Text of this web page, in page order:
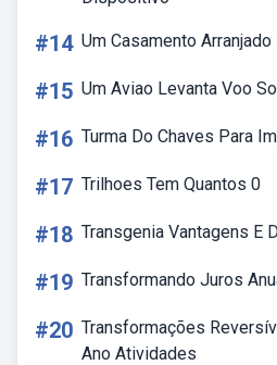
#14 Um Casamento
#15 Um Aviao Levanta Voo
#16 Turma Do Chaves Para
#17 Trilhoes Tem Quantos 0
#18 Transgenia Vantagens E
#19 Transformando Juros
#20 Transformações
Ano Atividades